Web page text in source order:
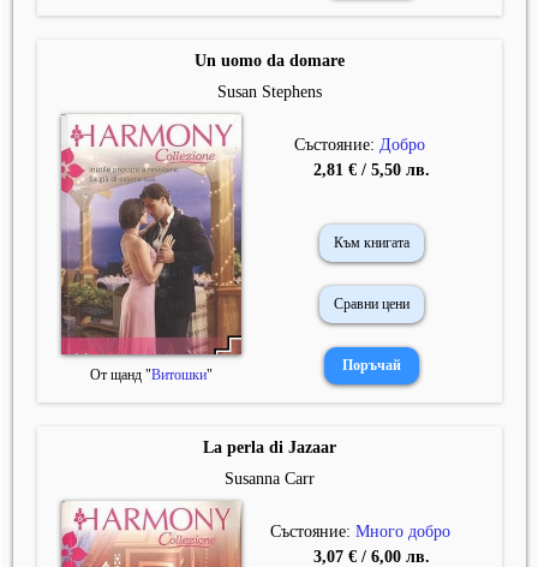
Un uomo da domare
Susan Stephens
От щанд "Витошки"
Състояние: Добро
2,81 € / 5,50 лв.
Към книгата
Сравни цени
La perla di Jazaar
Susanna Carr
Състояние: Много добро
3,07 € / 6,00 лв.